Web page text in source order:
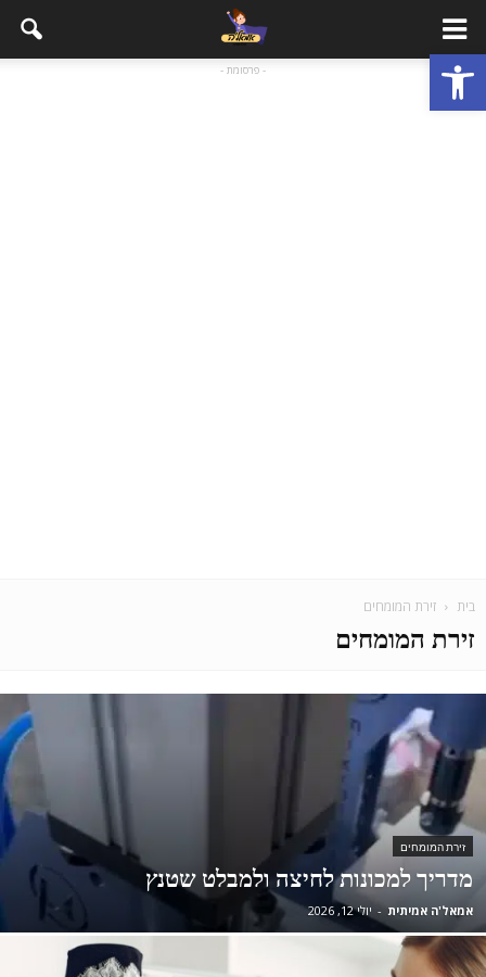
פתח סרגל נגישות - פרסומת -
בית זירת המומחים
זירת המומחים
זירת המומחים
מדריך למכונות לחיצה ולמבלט שטנץ
אמאל'ה אמיתית - יולי 12, 2026